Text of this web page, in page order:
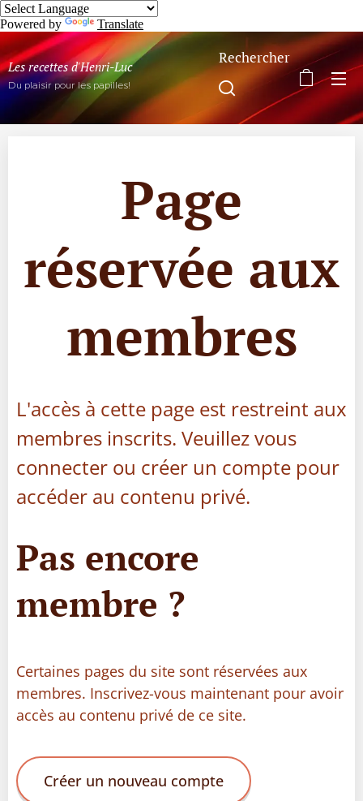
Powered by Translate
Les recettes d'Henri-Luc
Du plaisir pour les papilles!
Rechercher
Page
réservée aux
membres
L'accès à cette page est restreint aux
membres inscrits. Veuillez vous
connecter ou créer un compte pour
accéder au contenu privé.
Pas encore
membre ?
Certaines pages du site sont réservées aux
membres. Inscrivez-vous maintenant pour avoir
accès au contenu privé de ce site.
Créer un nouveau compte